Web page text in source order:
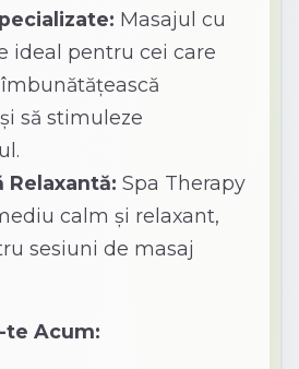
Masajul cu
ideal pentru cei care
să stimuleze
Relaxantă: Spa Therapy
calm și relaxant,
sesiuni de masaj
te Acum: